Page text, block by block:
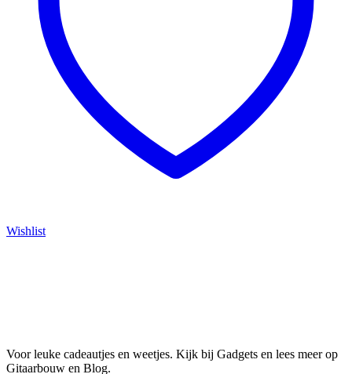
Wishlist
Voor leuke cadeautjes en weetjes. Kijk bij Gadgets en lees meer op
Gitaarbouw en Blog.